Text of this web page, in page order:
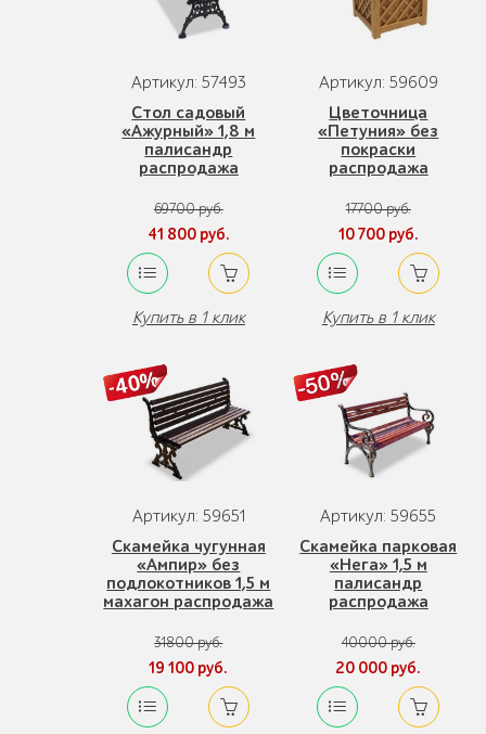
Артикул: 57493
Стол садовый
«Ажурный» 1,8 м
палисандр
распродажа
69700 руб.
41 800 руб.
Купить в 1 клик
Артикул: 59609
Цветочница
«Петуния» без
покраски
распродажа
17700 руб.
10 700 руб.
Купить в 1 клик
Артикул: 59651
Скамейка чугунная
«Ампир» без
подлокотников 1,5 м
махагон распродажа
31800 руб.
19 100 руб.
Артикул: 59655
Скамейка парковая
«Нега» 1,5 м
палисандр
распродажа
40000 руб.
20 000 руб.